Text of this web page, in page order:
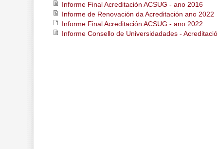
Informe Final Acreditación ACSUG - ano 2016
Informe de Renovación da Acreditación ano 2022
Informe Final Acreditación ACSUG - ano 2022
Informe Consello de Universidadades -